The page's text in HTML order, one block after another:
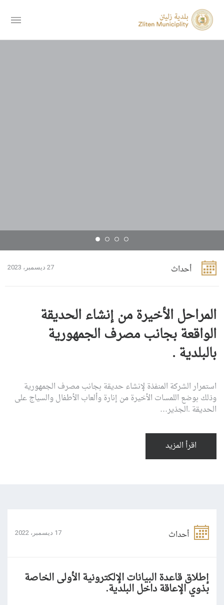
أحداث 27 ديسمبر، 2023
المراحل الأخيرة من إنشاء الحديقة
الواقعة بجانب مصرف الجمهورية
بالبلدية .
استمرار الشركة المنفذة لإنشاء حديقة بجانب مصرف الجمهورية
وذلك بوضع اللمسات الأخيرة من إنارة وألعاب الأطفال والسياج على
الحديقة .الجذير…
اقرأ المزيد
أحداث 17 ديسمبر، 2022
إطلاق قاعدة البيانات الإلكترونية الأولى الخاصة
بذوي الإعاقة داخل البلدية.